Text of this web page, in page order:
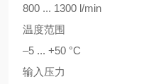
800 ... 1300 l/min
温度范围
–5 ... +50 °C
输入压力